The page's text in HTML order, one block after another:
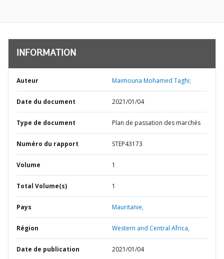
INFORMATION
Auteur Maimouna Mohamed Taghi;
Date du document 2021/01/04
Type de document Plan de passation des marchés
Numéro du rapport STEP43173
Volume 1
Total Volume(s) 1
Pays Mauritanie,
Région Western and Central Africa,
Date de publication 2021/01/04